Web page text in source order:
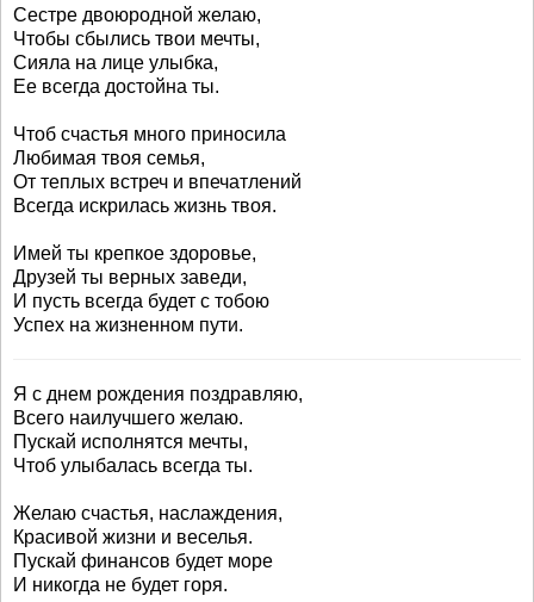
Сестре двоюродной желаю,
Чтобы сбылись твои мечты,
Сияла на лице улыбка,
Ее всегда достойна ты.
Чтоб счастья много приносила
Любимая твоя семья,
От теплых встреч и впечатлений
Всегда искрилась жизнь твоя.
Имей ты крепкое здоровье,
Друзей ты верных заведи,
И пусть всегда будет с тобою
Успех на жизненном пути.
Я с днем рождения поздравляю,
Всего наилучшего желаю.
Пускай исполнятся мечты,
Чтоб улыбалась всегда ты.
Желаю счастья, наслаждения,
Красивой жизни и веселья.
Пускай финансов будет море
И никогда не будет горя.